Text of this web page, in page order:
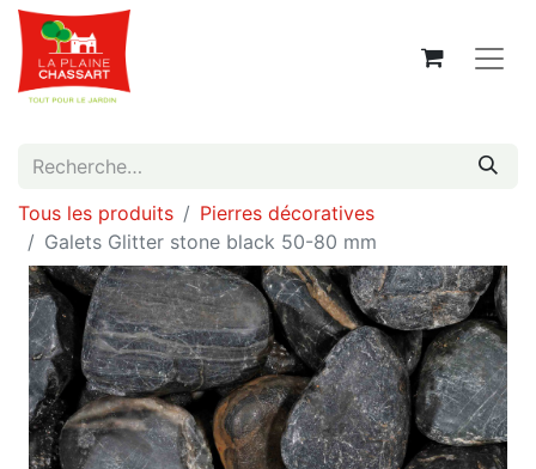
Tous les produits
Pierres décoratives
Galets Glitter stone black 50-80 mm